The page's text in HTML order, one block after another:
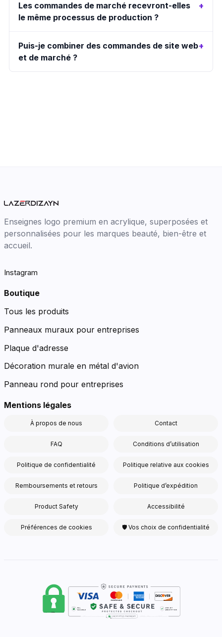
Les commandes de marché recevront-elles
le même processus de production ?
Puis-je combiner des commandes de site web
et de marché ?
Enseignes logo premium en acrylique, superposées et
personnalisées pour les marques beauté, bien-être et
accueil.
Instagram
Boutique
Tous les produits
Panneaux muraux pour entreprises
Plaque d'adresse
Décoration murale en métal d'avion
Panneau rond pour entreprises
Mentions légales
À propos de nous Contact
FAQ Conditions d’utilisation
Politique de confidentialité Politique relative aux cookies
Remboursements et retours Politique d’expédition
Product Safety Accessibilité
Préférences de cookies 🛡 Vos choix de confidentialité